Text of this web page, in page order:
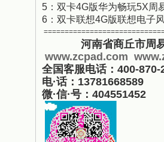
5：双卡4G版华为畅玩5X周
6：双卡联想4G版联想电子
河南省商丘市周易
www.zcpad.com
全国客服电话：400-
电·话：13781668589
微·信·号：404551452